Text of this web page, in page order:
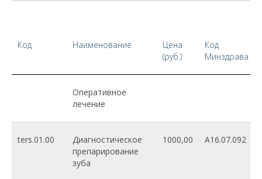
Код Наименование
Цена
(руб.)
Код
Минздрава
Оперативное
лечение
ters.01.00
Диагностическое
препарирование
зуба
1000,00 A16.07.092